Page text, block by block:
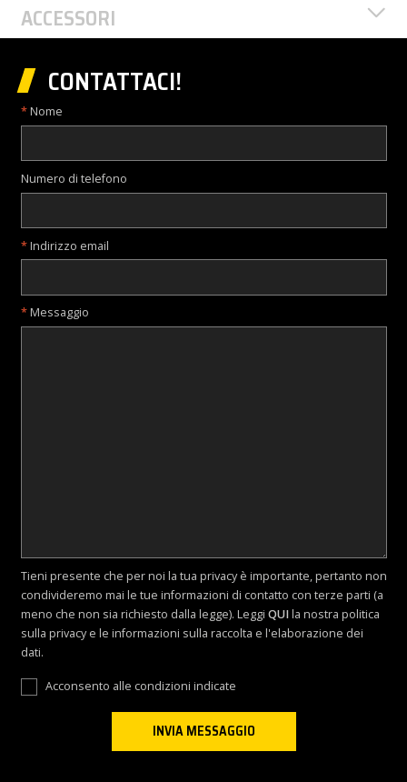
ACCESSORI
CONTATTACI!
Nome
Numero di telefono
Indirizzo email
Messaggio
Tieni presente che per noi la tua privacy è importante, pertanto non
condivideremo mai le tue informazioni di contatto con terze parti (a
meno che non sia richiesto dalla legge). Leggi QUIla nostra politica
sulla privacy e le informazioni sulla raccolta e l'elaborazione dei
dati.
Acconsento alle condizioni indicate